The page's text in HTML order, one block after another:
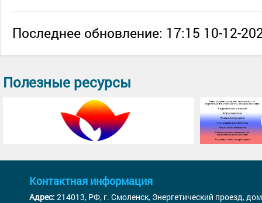
Последнее обновление: 17:15 10-12-
Полезные ресурсы
Контактная информация
Адрес: 214013, РФ, г. Смоленск, Энергетический проезд,